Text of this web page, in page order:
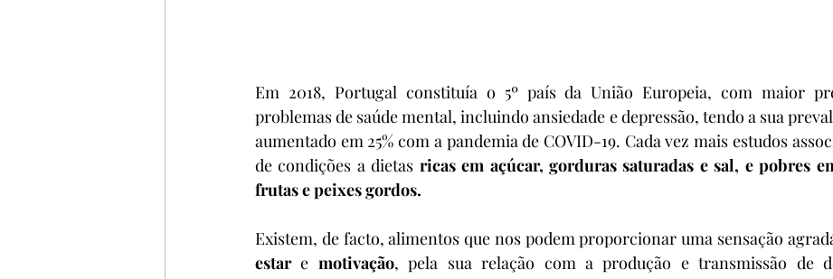
Em 2018, Portugal constituía o 5º país da União Europeia, com maior
problemas de saúde mental, incluindo ansiedade e depressão, tendo a sua
aumentado em 25% com a pandemia de COVID-19. Cada vez mais estudos
de condições a dietas ricas em açúcar, gorduras saturadas e sal, e pobres
frutas e peixes gordos.
Existem, de facto, alimentos que nos podem proporcionar uma sensação
estar e motivação, pela sua relação com a produção e transmissão de